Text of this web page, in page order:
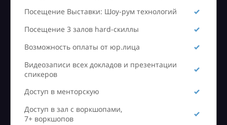
Посещение Выставки: Шоу-рум технологий
Посещение 3 залов hard-скиллы
Возможность оплаты от юр.лица
Видеозаписи всех докладов и презентации
спикеров
Доступ в менторскую
Доступ в зал с воркшопами,
7+ воркшопов